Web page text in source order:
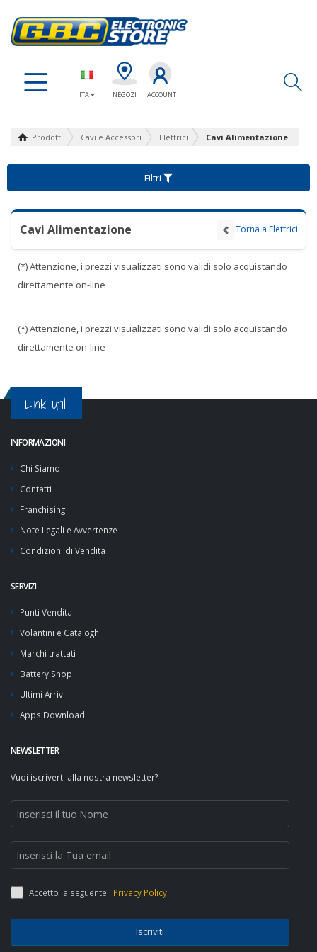
ITA NEGOZI ACCOUNT
Prodotti Cavi e Accessori Elettrici Cavi Alimentazione
Filtri
Cavi Alimentazione Torna a Elettrici
(*) Attenzione, i prezzi visualizzati sono validi solo acquistando
direttamente on-line
(*) Attenzione, i prezzi visualizzati sono validi solo acquistando
direttamente on-line
Link Utili
INFORMAZIONI
Chi Siamo
Contatti
Franchising
Note Legali e Avvertenze
Condizioni di Vendita
SERVIZI
Punti Vendita
Volantini e Cataloghi
Marchi trattati
Battery Shop
Ultimi Arrivi
Apps Download
NEWSLETTER
Vuoi iscriverti alla nostra newsletter?
Accetto la seguente Privacy Policy
Iscriviti